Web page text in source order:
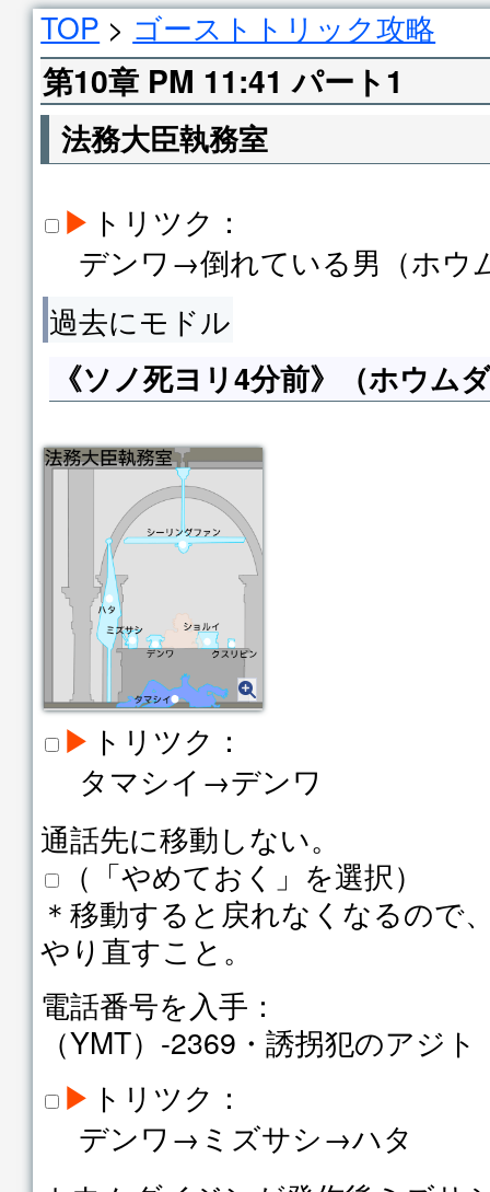
TOP > ゴーストトリック攻略
第10章 PM 11:41 パート1
法務大臣執務室
▶ トリツク：
デンワ→倒れている男（ホウ
過去にモドル
《ソノ死ヨリ4分前》（ホウム
▶ トリツク：
タマシイ→デンワ
通話先に移動しない。
（「やめておく」を選択）
＊移動すると戻れなくなるので
やり直すこと。
電話番号を入手：
（YMT）-2369・誘拐犯のアジト
▶ トリツク：
デンワ→ミズサシ→ハタ